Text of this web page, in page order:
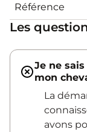
Référence
Les
Je ne
mon
La
avons